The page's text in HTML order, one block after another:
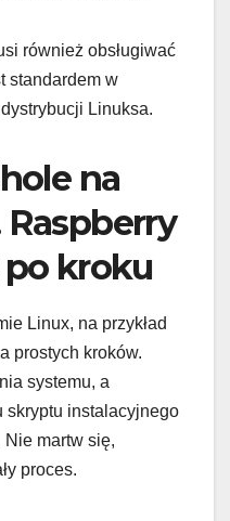
również obsługiwać
standardem w
Linuksa.
na
po kroku
Linux, na przykład
prostych kroków.
systemu, a
skryptu instalacyjnego
martw się,
proces.